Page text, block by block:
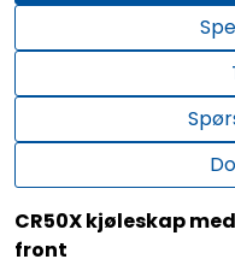
CR50X kjøleskap
front